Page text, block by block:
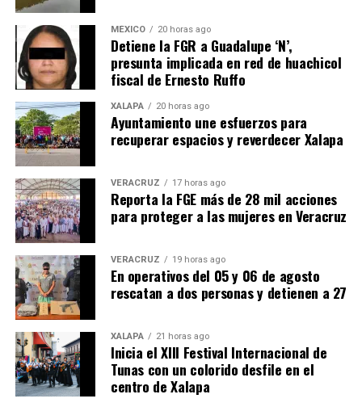
MÉXICO 20 horas ago
Detiene la FGR a Guadalupe ‘N’,
presunta implicada en red de huachicol
fiscal de Ernesto Ruffo
XALAPA 20 horas ago
Ayuntamiento une esfuerzos para
recuperar espacios y reverdecer Xalapa
VERACRUZ 17 horas ago
Reporta la FGE más de 28 mil acciones
para proteger a las mujeres en Veracruz
VERACRUZ 19 horas ago
En operativos del 05 y 06 de agosto
rescatan a dos personas y detienen a 27
XALAPA 21 horas ago
Inicia el XIII Festival Internacional de
Tunas con un colorido desfile en el
centro de Xalapa